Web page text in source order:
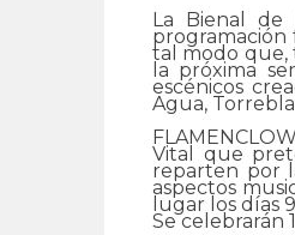
La Bienal de
programación
tal modo que,
la próxima
escénicos
Agua,
Vital que
reparten por
aspectos
lugar los días
Se celebrarán